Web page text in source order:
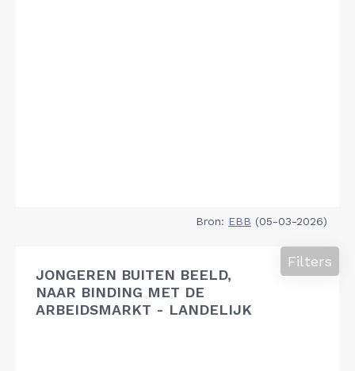
Bron: EBB (05-03-2026)
JONGEREN BUITEN BEELD,
NAAR BINDING MET DE
ARBEIDSMARKT - LANDELIJK
Filters